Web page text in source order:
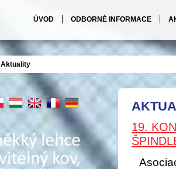
ÚVOD ODBORNÉ INFORMACE
Aktuality
19.